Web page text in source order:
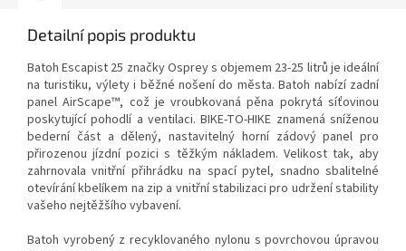
Detailní popis produktu
Batoh Escapist 25 značky Osprey s objemem 23-25 litrů je ideální
na turistiku, výlety i běžné nošení do města. Batoh nabízí zadní
panel AirScape™, což je vroubkovaná pěna pokrytá síťovinou
poskytující pohodlí a ventilaci. BIKE-TO-HIKE znamená sníženou
bederní část a dělený, nastavitelný horní zádový panel pro
přirozenou jízdní pozici s těžkým nákladem. Velikost tak, aby
zahrnovala vnitřní přihrádku na spací pytel, snadno sbalitelné
otevírání kbelíkem na zip a vnitřní stabilizaci pro udržení stability
vašeho nejtěžšího vybavení.
Batoh vyrobený z recyklovaného nylonu s povrchovou úpravou